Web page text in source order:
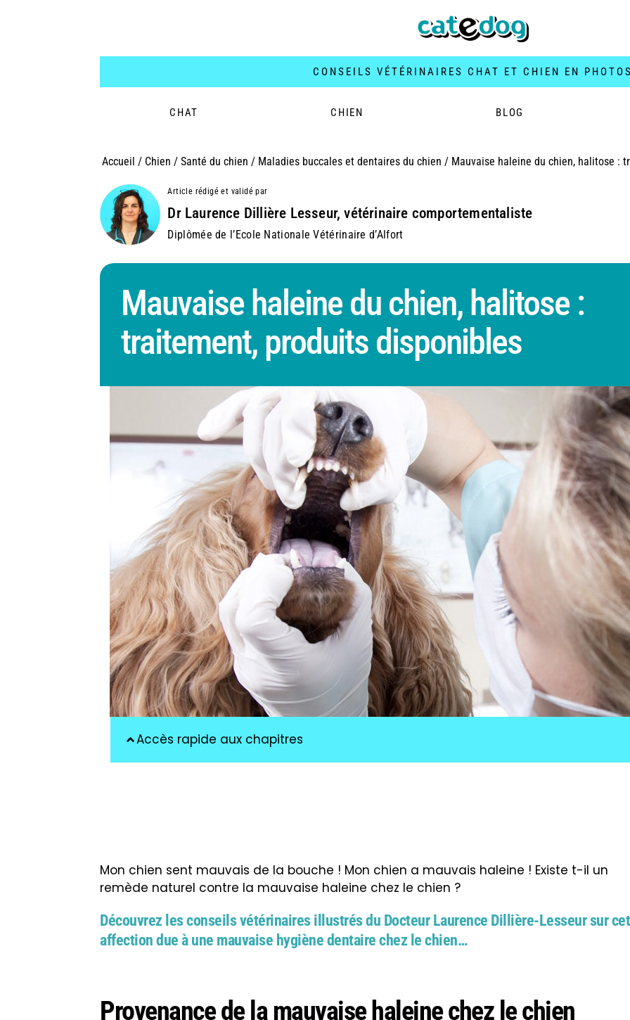
CONSEILS VÉTÉRINAIRES CHAT ET CHIEN EN PHOTOS
CHAT CHIEN BLOG
Accueil / Chien / Santé du chien / Maladies buccales et dentaires du chien / Mauvaise haleine du chien, halitose :
Article rédigé et validé par
Dr Laurence Dillière Lesseur, vétérinaire comportementaliste
Diplômée de l’Ecole Nationale Vétérinaire d’Alfort
Mauvaise haleine du chien, halitose :
traitement, produits disponibles
Accès rapide aux chapitres
Mon chien sent mauvais de la bouche ! Mon chien a mauvais haleine ! Existe t-il un
remède naturel contre la mauvaise haleine chez le chien ?
Découvrez les conseils vétérinaires illustrés du Docteur Laurence Dillière-Lesseur sur
affection due à une mauvaise hygiène dentaire chez le chien…
Provenance de la mauvaise haleine chez le chien